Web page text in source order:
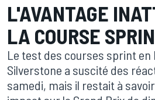
L'AVANTAGE
LA COURSE
Le test des courses sprint en
Silverstone a suscité des
samedi, mais il restait à